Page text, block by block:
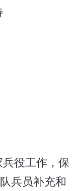
役工作，保
兵员补充和